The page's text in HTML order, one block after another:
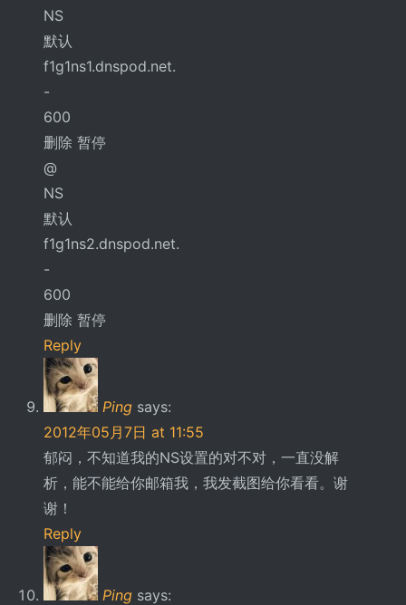
NS
默认
f1g1ns1.dnspod.net.
-
600
删除 暂停
@
NS
默认
f1g1ns2.dnspod.net.
-
600
删除 暂停
Reply
Ping says:
2012年05月7日 at 11:55
郁闷，不知道我的NS设置的对不对，一直没解
析，能不能给你邮箱我，我发截图给你看看。谢
谢！
Reply
Ping says: